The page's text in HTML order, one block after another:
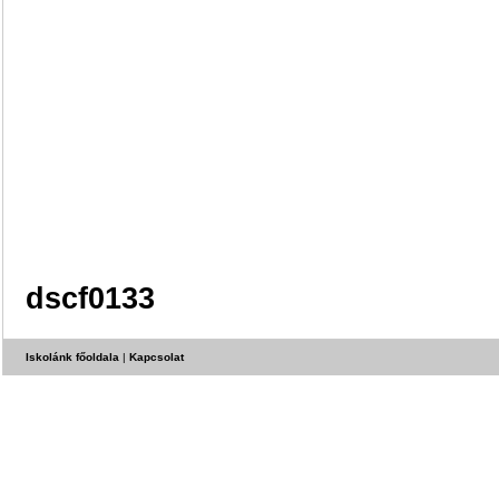
dscf0133
Iskolánk főoldala | Kapcsolat